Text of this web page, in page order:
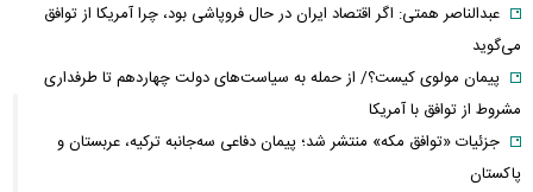
عبدالناصر همتی: اگر اقتصاد ایران در حال فروپاشی بود، چرا آمریکا از توافق
می‌گوید
پیمان مولوی کیست؟/ از حمله به سیاست‌های دولت چهاردهم تا طرفداری
مشروط از توافق با آمریکا
جزئیات «توافق مکه» منتشر شد؛ پیمان دفاعی سه‌جانبه ترکیه، عربستان و
پاکستان